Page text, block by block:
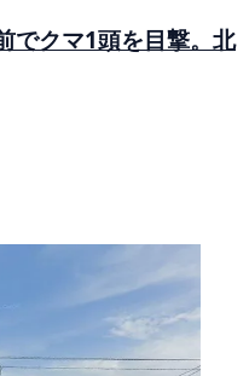
でクマ1頭を目撃。北